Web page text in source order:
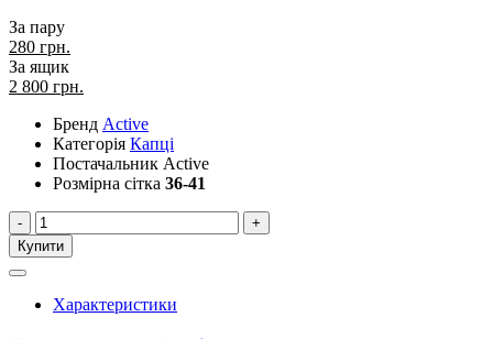
За пару
280 грн.
За ящик
2 800 грн.
Бренд Active
Категорія Капці
Постачальник Active
Розмірна сітка 36-41
-
+
Купити
Характеристики